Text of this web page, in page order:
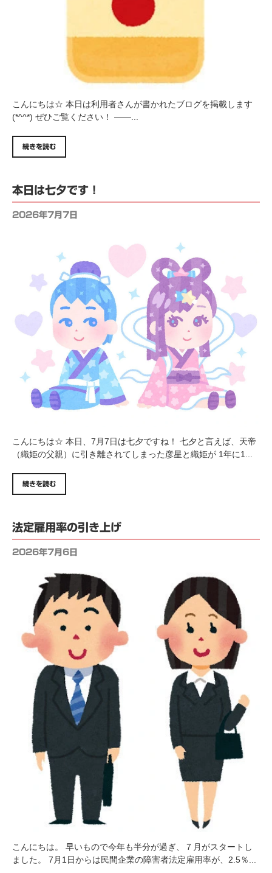
こんにちは☆ 本日は利用者さんが書かれたブログを掲載します
(*^^*) ぜひご覧ください！ ——...
続きを読む
本日は七夕です！
2026年7月7日
こんにちは☆ 本日、7月7日は七夕ですね！ 七夕と言えば、天帝
（織姫の父親）に引き離されてしまった彦星と織姫が 1年に1...
続きを読む
法定雇用率の引き上げ
2026年7月6日
こんにちは。 早いもので今年も半分が過ぎ、７月がスタートし
ました。 7月1日からは民間企業の障害者法定雇用率が、2.5％...